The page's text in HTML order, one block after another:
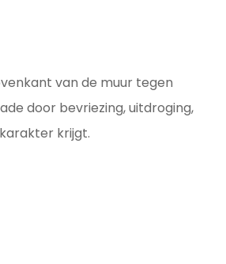
van de muur tegen
door bevriezing, uitdroging,
krijgt.